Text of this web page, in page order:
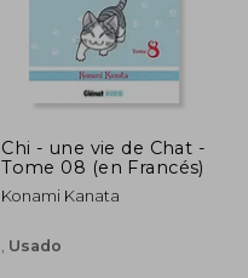
Chi - une vie de Chat -
Tome 08 (en Francés)
Konami Kanata
Usado